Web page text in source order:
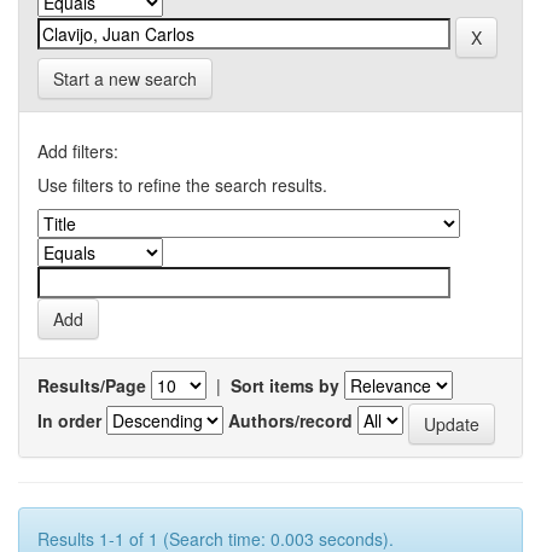
Start a new search
Add filters:
Use filters to refine the search results.
Results/Page | Sort items by
In order
Authors/record
Results 1-1 of 1 (Search time: 0.003 seconds).